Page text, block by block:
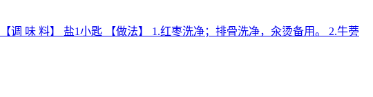
调 味 料】 盐1小匙 【做法】 1.红枣洗净；排骨洗净，汆烫备用。 2.牛蒡